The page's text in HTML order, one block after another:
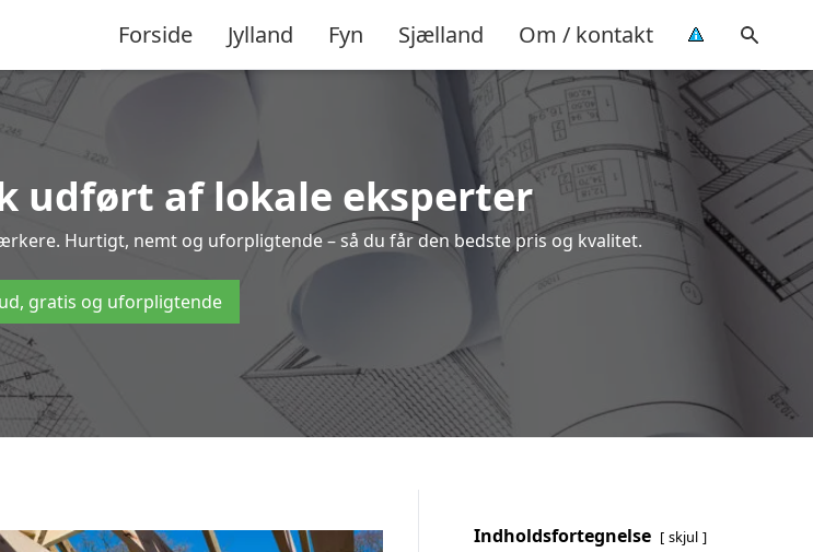
Forside Jylland Fyn Sjælland Om / kontakt
udført af lokale eksperter
Hurtigt, nemt og uforpligtende – så du får den bedste pris og kvalitet.
gratis og uforpligtende
Indholdsfortegnelse skjul